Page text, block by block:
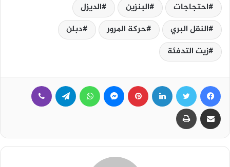
احتجاجات
البنزين
الديزل
النقل البري
حركة المرور
دبلن
زيت التدفئة